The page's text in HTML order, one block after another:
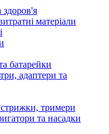
здоров'я
матеріали
батарейки
адаптери та
тримери
та насадки